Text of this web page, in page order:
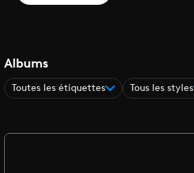
Albums
Toutes les étiquettes Tous les styles